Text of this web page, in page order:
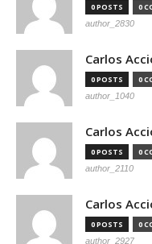
0 POSTS 0
author_2830
Carlos
0 POSTS 0
author_1040
Carlos
0 POSTS 0
author_2110
Carlos
0 POSTS 0
author_2927